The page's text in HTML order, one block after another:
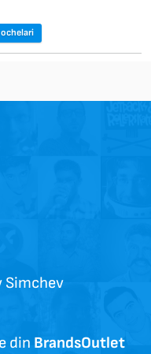
ochelari
Simchev
din BrandsOutlet